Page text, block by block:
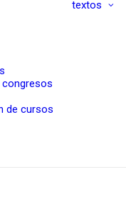
de cursos
textos